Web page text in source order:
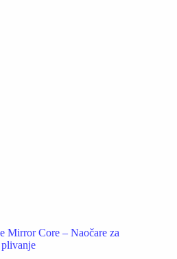
Mirror Core – Naočare za
plivanje